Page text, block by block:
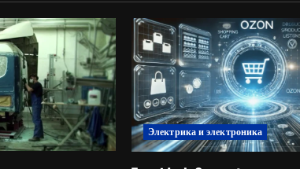
Электрика и электроника